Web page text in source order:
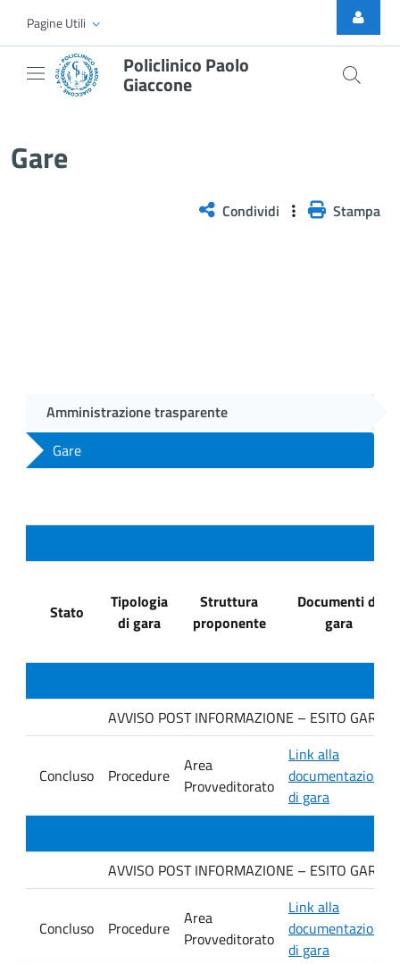
Skip to Main Content
Pagine Utili
Policlinico Paolo
Giaccone
Gare
Condividi Stampa
Amministrazione trasparente
Gare
Stato
Tipologia
di gara
Struttura
proponente
Documenti di
gara
AVVISO POST INFORMAZIONE – ESITO GARA
Concluso Procedure
Area
Provveditorato
Link alla
documentazione
di gara
AVVISO POST INFORMAZIONE – ESITO GARA
Concluso Procedure
Area
Provveditorato
Link alla
documentazione
di gara